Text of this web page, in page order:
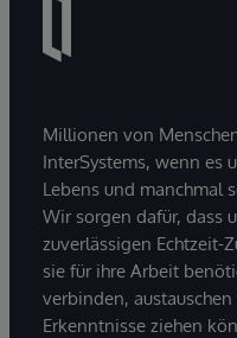
Millionen von
InterSystems, wenn es
Lebens und manchmal
Wir sorgen dafür, dass
zuverlässigen Echtzeit-
sie für ihre Arbeit
verbinden,
Erkenntnisse ziehen